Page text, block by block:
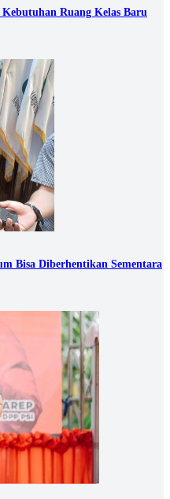
Ruang Kelas Baru
Bisa Diberhentikan Sementara